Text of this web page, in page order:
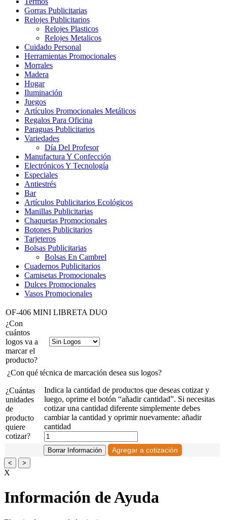
Gorras Publicitarias
Relojes Publicitarios
Relojes Plasticos
Relojes Metalicos
Cuidado Personal
Herramientas Promocionales
Morrales
Madera
Hogar
Iluminación
Juegos
Artículos Promocionales Metálicos
Regalos Para Oficina
Paraguas Publicitarios
Variedades
Día Del Profesor
Manufactura Y Confección
Electrónicos Y Tecnología
Especiales
Antiestrés
Bar
Artículos Publicitarios Ecológicos
Manillas Publicitarias
Chaquetas Promocionales
Botones Publicitarios
Tarjeteros
Bolsas Publicitarias
Bolsas En Cambrel
Cuadernos Publicitarios
Camisetas Promocionales
Dulces Promocionales
Vasos Promocionales
OF-406 MINI LIBRETA DUO
¿Con
cuántos
logos va a
marcar el
producto?
¿Con qué técnica de marcación desea sus logos?
¿Cuántas
unidades
de
producto
quiere
cotizar?
Indica la cantidad de productos que deseas cotizar y
luego, oprime el botón “añadir cantidad”. Si necesitas
cotizar una cantidad diferente simplemente debes
cambiar la cantidad y oprimir nuevamente: añadir
cantidad
< >
X
Información de Ayuda